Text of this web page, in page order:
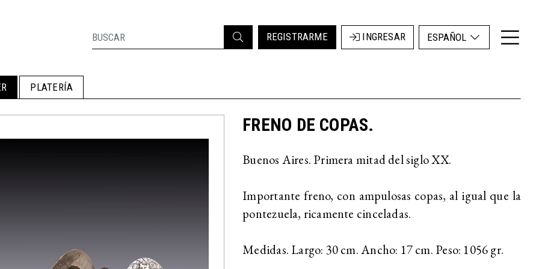
REGISTRARME INGRESAR ESPAÑOL
PLATERÍA
FRENO DE COPAS.
Buenos Aires. Primera mitad del siglo XX.
Importante freno, con ampulosas copas, al igual que la
pontezuela, ricamente cinceladas.
Medidas. Largo: 30 cm. Ancho: 17 cm. Peso: 1056 gr.